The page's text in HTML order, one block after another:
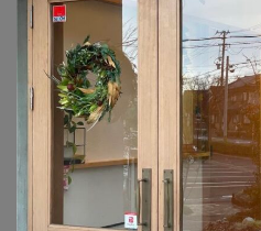
OnlyOne 金彩水鉢
TM9
YKK ヴェクター
YKK エクステリアポスト G3型
YKK エクステリアポスト T10
YKK エクステリアポスト T11
YKK エクステリアポスト T9型